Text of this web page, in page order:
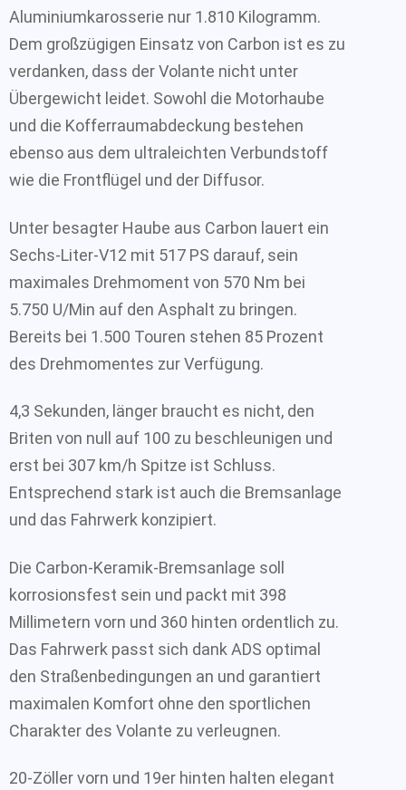
Aluminiumkarosserie nur 1.810 Kilogramm.
Dem großzügigen Einsatz von Carbon ist es zu
verdanken, dass der Volante nicht unter
Übergewicht leidet. Sowohl die Motorhaube
und die Kofferraumabdeckung bestehen
ebenso aus dem ultraleichten Verbundstoff
wie die Frontflügel und der Diffusor.
Unter besagter Haube aus Carbon lauert ein
Sechs-Liter-V12 mit 517 PS darauf, sein
maximales Drehmoment von 570 Nm bei
5.750 U/Min auf den Asphalt zu bringen.
Bereits bei 1.500 Touren stehen 85 Prozent
des Drehmomentes zur Verfügung.
4,3 Sekunden, länger braucht es nicht, den
Briten von null auf 100 zu beschleunigen und
erst bei 307 km/h Spitze ist Schluss.
Entsprechend stark ist auch die Bremsanlage
und das Fahrwerk konzipiert.
Die Carbon-Keramik-Bremsanlage soll
korrosionsfest sein und packt mit 398
Millimetern vorn und 360 hinten ordentlich zu.
Das Fahrwerk passt sich dank ADS optimal
den Straßenbedingungen an und garantiert
maximalen Komfort ohne den sportlichen
Charakter des Volante zu verleugnen.
20-Zöller vorn und 19er hinten halten elegant